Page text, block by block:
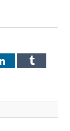
LinkedInTumblr